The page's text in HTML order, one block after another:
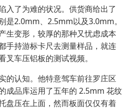
入了为难的状况。供货商给出了
是2.0mm、2.5mm以及3.0mm。
生变形，较厚的那种又忧虑成本
手持游标卡尺去测量样品，就连
车压铝板的测试视频。
的认知。他特意驾车前往罗庄区
成品库运用了五年的 2.5mm 花纹
盘压在上面，然而板面仅仅有着